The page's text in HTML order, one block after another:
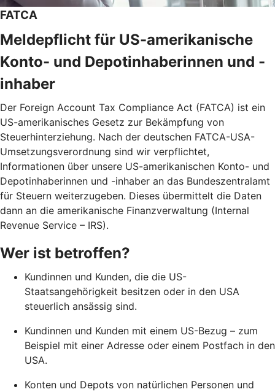
FATCA
Meldepflicht für US-amerikanische
Konto- und Depotinhaberinnen und -
inhaber
Der Foreign Account Tax Compliance Act (FATCA) ist ein
US-amerikanisches Gesetz zur Bekämpfung von
Steuerhinterziehung. Nach der deutschen FATCA-USA-
Umsetzungsverordnung sind wir verpflichtet,
Informationen über unsere US-amerikanischen Konto- und
Depotinhaberinnen und -inhaber an das Bundeszentralamt
für Steuern weiterzugeben. Dieses übermittelt die Daten
dann an die amerikanische Finanzverwaltung (Internal
Revenue Service – IRS).
Wer ist betroffen?
Kundinnen und Kunden, die die US-
Staatsangehörigkeit besitzen oder in den USA
steuerlich ansässig sind.
Kundinnen und Kunden mit einem US-Bezug – zum
Beispiel mit einer Adresse oder einem Postfach in den
USA.
Konten und Depots von natürlichen Personen und